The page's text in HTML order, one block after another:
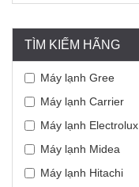
TÌM KIẾM HÃNG
Máy lạnh Gree
Máy lạnh Carrier
Máy lạnh Electrolux
Máy lạnh Midea
Máy lạnh Hitachi